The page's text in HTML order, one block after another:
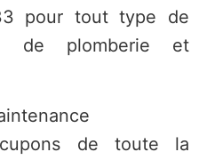
pour tout type de
de plomberie et
de toute la